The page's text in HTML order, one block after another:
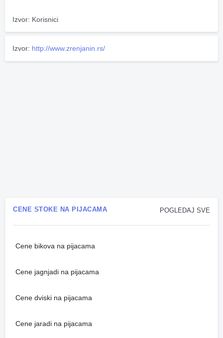
Izvor: Korisnici
Izvor: http://www.zrenjanin.rs/
POGLEDAJ SVE
CENE STOKE NA PIJACAMA
Cene bikova na pijacama
Cene jagnjadi na pijacama
Cene dviski na pijacama
Cene jaradi na pijacama